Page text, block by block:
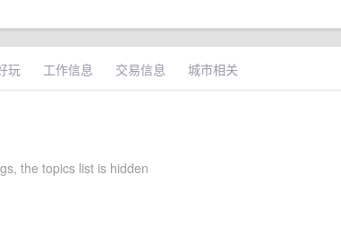
玩 工作信息 交易信息 城市相关
the topics list is hidden